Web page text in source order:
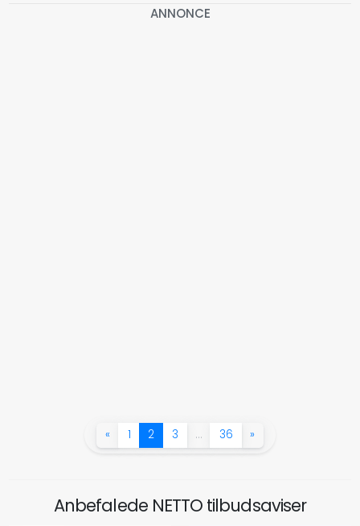
ANNONCE
« 1 2 3 … 36 »
Anbefalede NETTO tilbudsaviser